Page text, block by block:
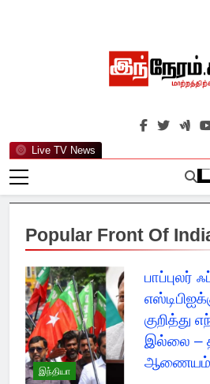
Live TV News
செய்திகளுக்கு
Popular Front Of
இந்தியா
பாப்புலர்
குறித்து
இல்லை –